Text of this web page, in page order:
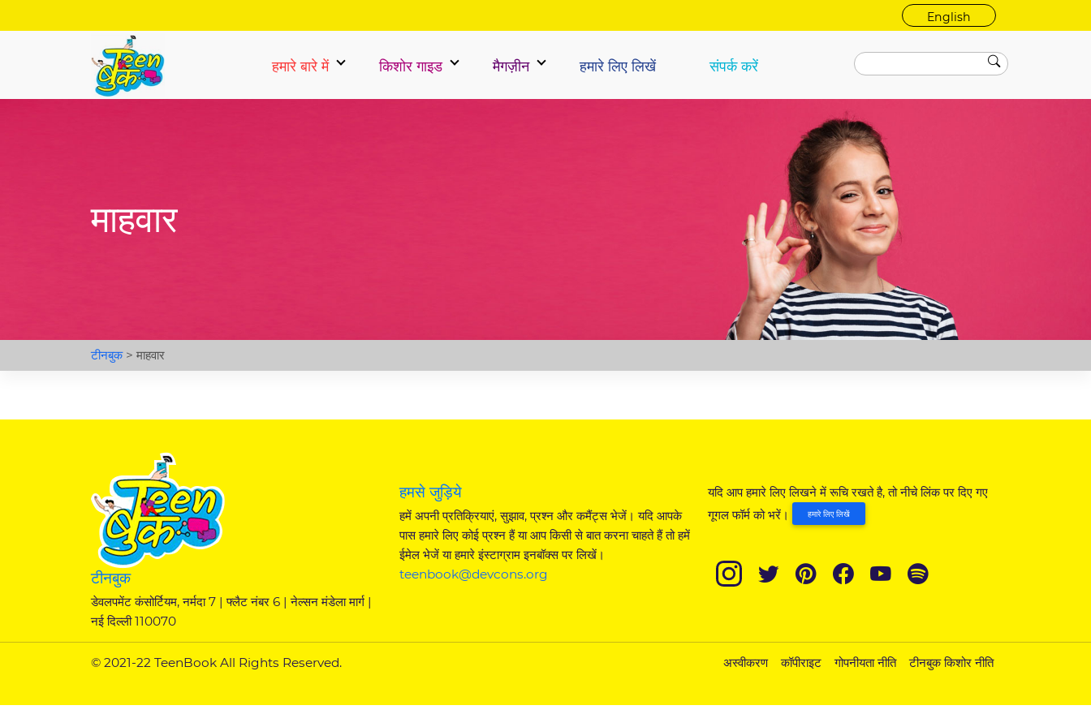
English
हमारे बारे में किशोर गाइड मैगज़ीन हमारे लिए लिखें संपर्क करें
माहवार
टीनबुक> माहवार
टीनबुक
डेवलपमेंट कंसोर्टियम, नर्मदा 7 | फ्लैट नंबर 6 | नेल्सन मंडेला मार्ग |
नई दिल्ली 110070
हमसे जुड़िये
हमें अपनी प्रतिक्रियाएं, सुझाव, प्रश्न और कमैंट्स भेजें। यदि आपके
पास हमारे लिए कोई प्रश्न हैं या आप किसी से बात करना चाहते हैं तो हमें
ईमेल भेजें या हमारे इंस्टाग्राम इनबॉक्स पर लिखें।
teenbook@devcons.org
यदि आप हमारे लिए लिखने में रूचि रखते है, तो नीचे लिंक पर दिए गए
गूगल फॉर्म को भरें।
हमारे लिए लिखें
© 2021-22 TeenBook All Rights Reserved. अस्वीकरण कॉपीराइट गोपनीयता नीति टीनबुक किशोर नीति